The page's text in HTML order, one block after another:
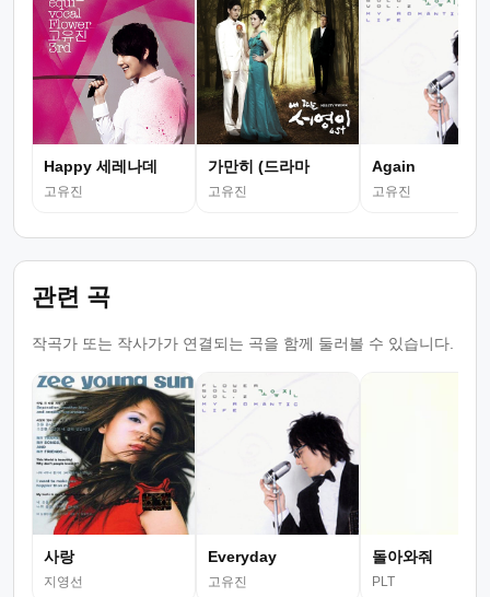
Happy 세레나데
고유진
가만히 (드라마
고유진
Again
고유진
관련 곡
작곡가 또는 작사가가 연결되는 곡을 함께 둘러볼 수 있습니다.
사랑
지영선
Everyday
고유진
돌아와줘
PLT